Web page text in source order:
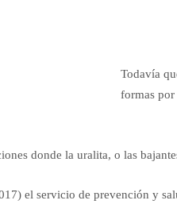
Todavía
formas por
donde la uralita, o las
el servicio de prevención y